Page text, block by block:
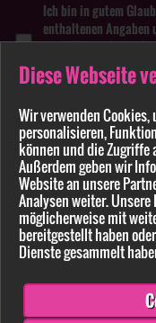
Diese Webseite
Wir verwenden
personalisieren,
können und die Zugriffe
Außerdem geben wir
Website an unsere
Analysen weiter.
möglicherweise mit
bereitgestellt haben
Dienste gesammelt
Ich bin in gutem
enthaltenen
sind. Wissentlich
rechtswidrigen
Bitte beachten Sie unsere